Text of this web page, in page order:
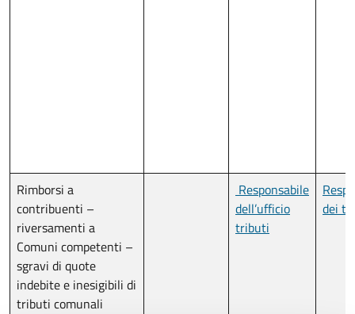
Rimborsi a
contribuenti –
riversamenti a
Comuni competenti –
sgravi di quote
indebite e inesigibili di
tributi comunali
Responsabile
dell’ufficio
tributi
dei